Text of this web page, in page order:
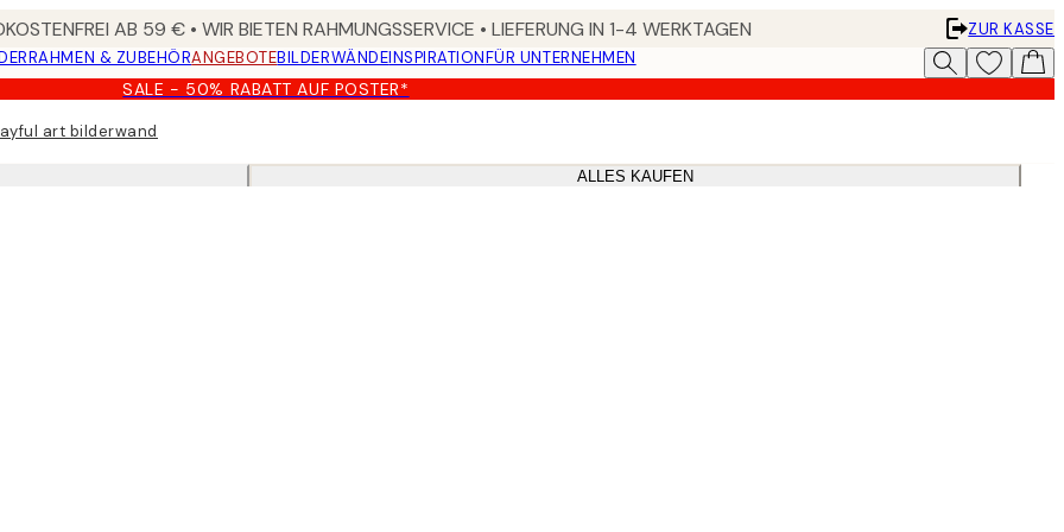
AB 59 € • WIR BIETEN RAHMUNGSSERVICE • LIEFERUNG IN 1-4 WERKTAGEN
ZUR KASSE
RAHMEN & ZUBEHÖRANGEBOTEBILDERWÄNDEINSPIRATIONFÜR UNTERNEHMEN
SALE - 50% RABATT AUF POSTER*
art bilderwand
ALLES KAUFEN